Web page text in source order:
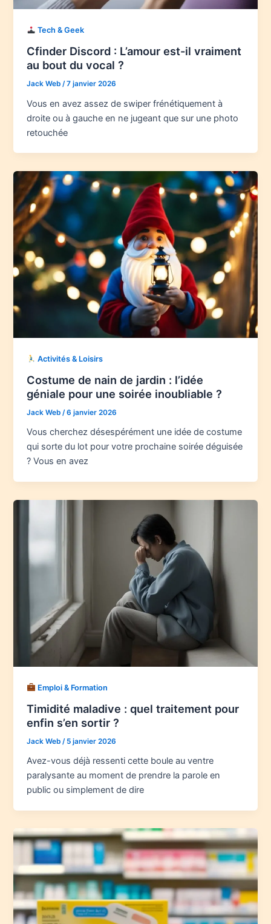
Tech & Geek
Cfinder Discord : L’amour est-il vraiment
au bout du vocal ?
Jack Web /7 janvier 2026
Vous en avez assez de swiper frénétiquement à
droite ou à gauche en ne jugeant que sur une photo
retouchée
Activités & Loisirs
Costume de nain de jardin : l’idée
géniale pour une soirée inoubliable ?
Jack Web /6 janvier 2026
Vous cherchez désespérément une idée de costume
qui sorte du lot pour votre prochaine soirée déguisée
? Vous en avez
Emploi & Formation
Timidité maladive : quel traitement pour
enfin s’en sortir ?
Jack Web / 5 janvier 2026
Avez-vous déjà ressenti cette boule au ventre
paralysante au moment de prendre la parole en
public ou simplement de dire